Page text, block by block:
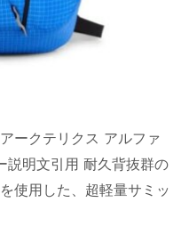
ークテリクス アルファ
明文引用 耐久背抜群の
使用した、超軽量サミッ